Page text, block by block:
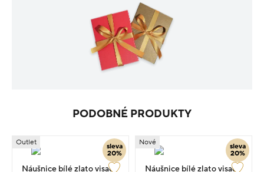
PODOBNÉ PRODUKTY
sleva
20%
Outlet
Náušnice bílé zlato visací
sleva
20%
Nové
Náušnice bílé zlato visací